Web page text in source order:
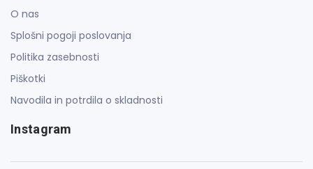
O nas
Splošni pogoji poslovanja
Politika zasebnosti
Piškotki
Navodila in potrdila o skladnosti
Instagram